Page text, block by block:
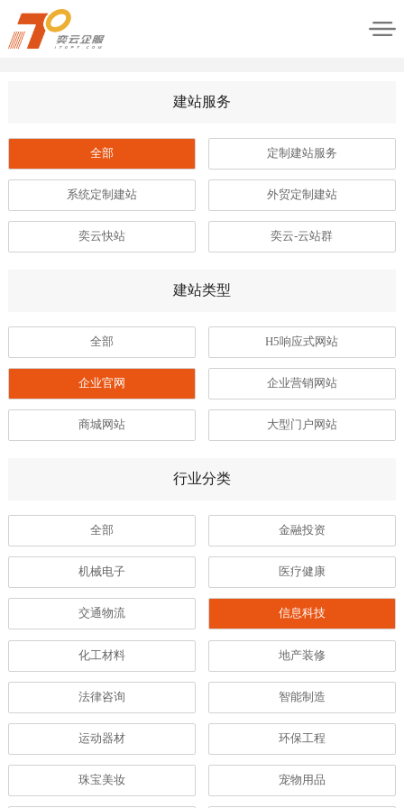
建站服务
全部 定制建站服务
系统定制建站 外贸定制建站
奕云快站 奕云-云站群
建站类型
全部 H5响应式网站
企业官网 企业营销网站
商城网站 大型门户网站
行业分类
全部 金融投资
机械电子 医疗健康
交通物流 信息科技
化工材料 地产装修
法律咨询 智能制造
运动器材 环保工程
珠宝美妆 宠物用品